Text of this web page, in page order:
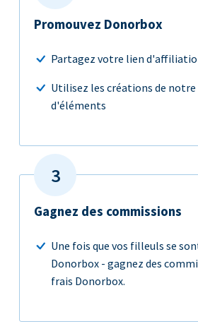
Promouvez Donorbox
Partagez votre lien
Utilisez les créations de
d'éléments
Gagnez des commissions
Une fois que vos filleuls se
Donorbox - gagnez des
frais Donorbox.